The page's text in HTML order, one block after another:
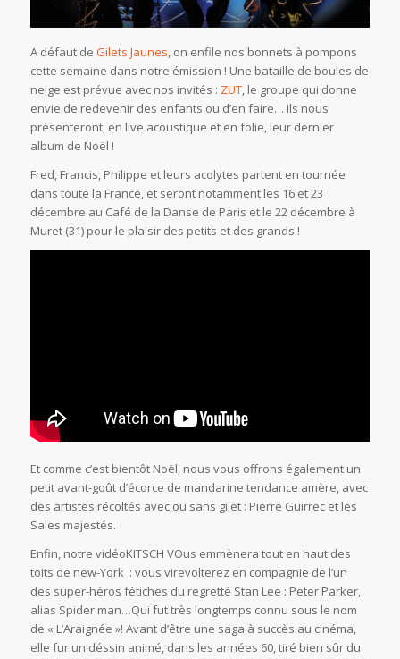
A défaut de Gilets Jaunes, on enfile nos bonnets à pompons
cette semaine dans notre émission ! Une bataille de boules de
neige est prévue avec nos invités : ZUT, le groupe qui donne
envie de redevenir des enfants ou d’en faire… Ils nous
présenteront, en live acoustique et en folie, leur dernier
album de Noël !
Fred, Francis, Philippe et leurs acolytes partent en tournée
dans toute la France, et seront notamment les 16 et 23
décembre au Café de la Danse de Paris et le 22 décembre à
Muret (31) pour le plaisir des petits et des grands !
Et comme c’est bientôt Noël, nous vous offrons également un
petit avant-goût d’écorce de mandarine tendance amère, avec
des artistes récoltés avec ou sans gilet : Pierre Guirrec et les
Sales majestés.
Enfin, notre vidéoKITSCH VOus emmènera tout en haut des
toits de new-York : vous virevolterez en compagnie de l’un
des super-héros fétiches du regretté Stan Lee : Peter Parker,
alias Spider man…Qui fut très longtemps connu sous le nom
de « L’Araignée »! Avant d’être une saga à succès au cinéma,
elle fur un déssin animé, dans les années 60, tiré bien sûr du